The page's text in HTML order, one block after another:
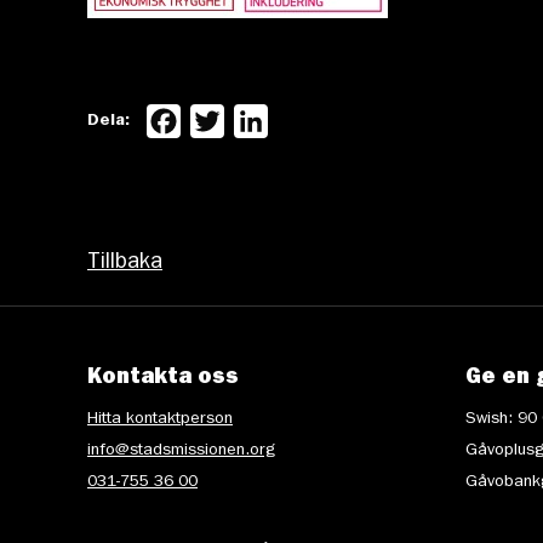
Dela: Facebook
Twitter
Tillbaka
Kontakta oss
Hitta kontaktperson
info@stadsmissionen.org
031-755 36 00
Ge en
Swish: 90